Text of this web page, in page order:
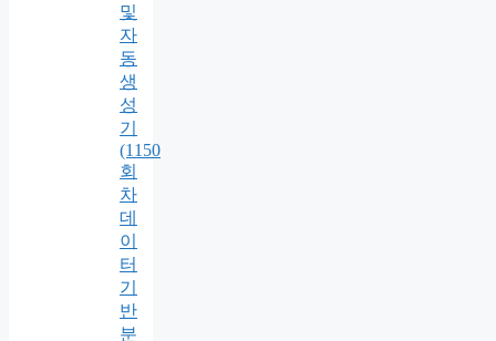
및
자
동
생
성
기
(1150
회
차
데
이
터
기
반
분